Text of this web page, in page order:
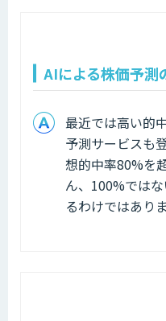
AIによる株価予測
最近では高い的
予測サービスも
想的中率80%を
ん、100%では
るわけではあり